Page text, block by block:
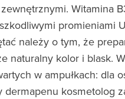
Witamina
promieniami
należy o tym, że
naturalny kolor i blask.
w ampułkach: dla
kosmetolog